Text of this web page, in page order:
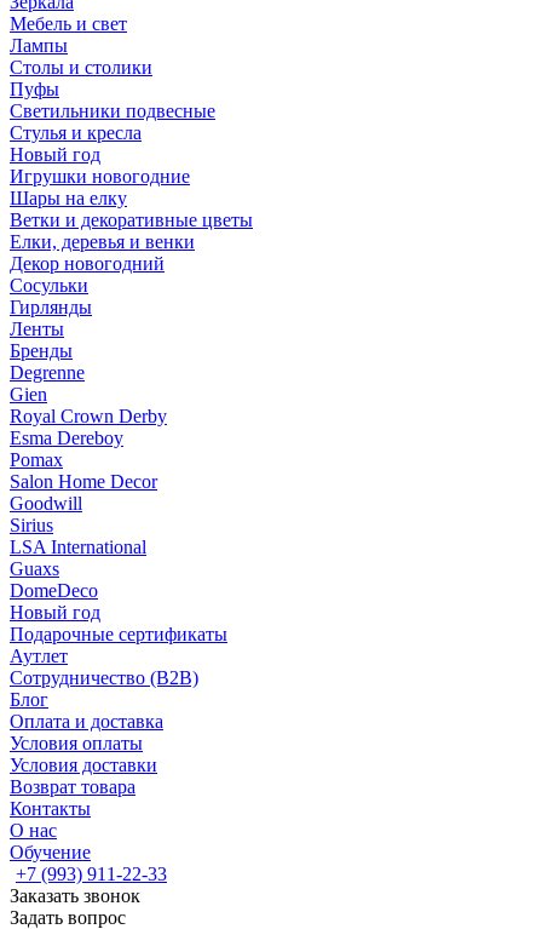
Мебель и свет
Лампы
Столы и столики
Пуфы
Светильники подвесные
Стулья и кресла
Новый год
Игрушки новогодние
Шары на елку
Ветки и декоративные цветы
Елки, деревья и венки
Декор новогодний
Сосульки
Гирлянды
Ленты
Бренды
Degrenne
Gien
Royal Crown Derby
Esma Dereboy
Pomax
Salon Home Decor
Goodwill
Sirius
LSA International
Guaxs
DomeDeco
Новый год
Подарочные сертификаты
Аутлет
Сотрудничество (B2B)
Блог
Оплата и доставка
Условия оплаты
Условия доставки
Возврат товара
Контакты
О нас
Обучение
+7 (993) 911-22-33
Заказать звонок
Задать вопрос